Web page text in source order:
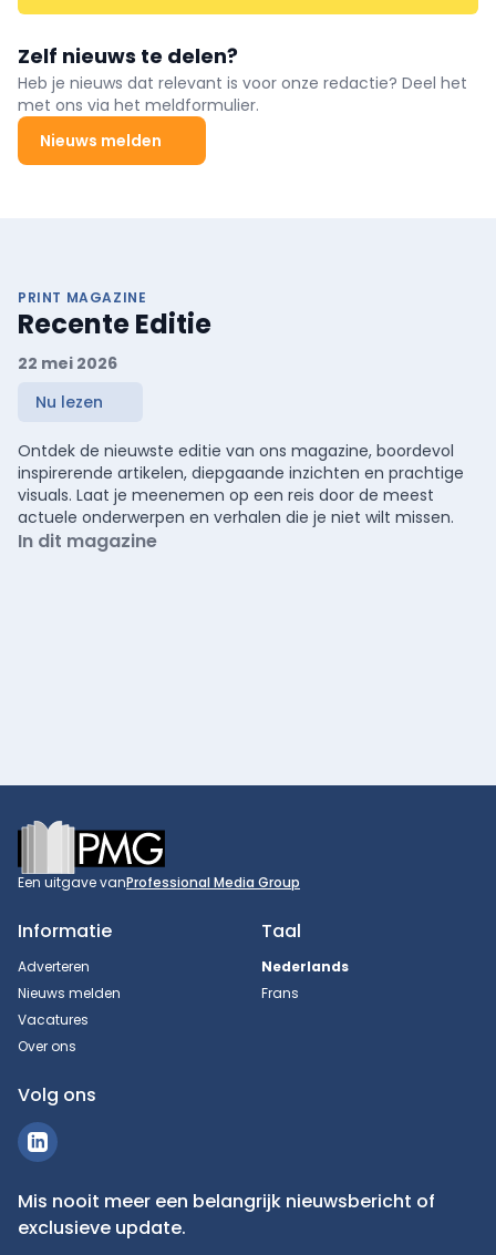
Zelf nieuws te delen?
Heb je nieuws dat relevant is voor onze redactie? Deel het
met ons via het meldformulier.
Nieuws melden
PRINT MAGAZINE
Recente Editie
22 mei 2026
Nu lezen
Ontdek de nieuwste editie van ons magazine, boordevol
inspirerende artikelen, diepgaande inzichten en prachtige
visuals. Laat je meenemen op een reis door de meest
actuele onderwerpen en verhalen die je niet wilt missen.
In dit magazine
Footer
Een uitgave vanProfessional Media Group
Informatie
Adverteren
Nieuws melden
Vacatures
Over ons
Taal
Nederlands
Frans
Volg ons
Mis nooit meer een belangrijk nieuwsbericht of
exclusieve update.